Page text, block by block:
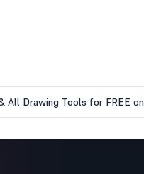
All Drawing Tools for FREE